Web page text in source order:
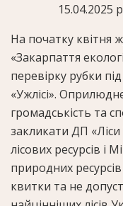
15.04.2025
На початку квітня
«Закарпаття
перевірку рубки
«Ужлісі».
громадськість та
закликати ДП
лісових ресурсів і
природних ресурсів
квитки та не